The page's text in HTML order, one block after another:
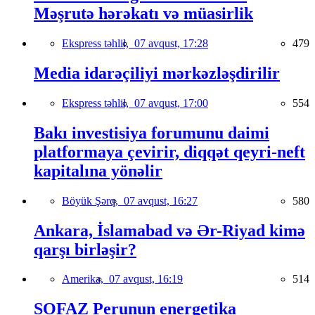
Məşrutə hərəkatı və müasirlik
Ekspress təhlil, 07 avqust, 17:28 479
Media idarəçiliyi mərkəzləşdirilir
Ekspress təhlil, 07 avqust, 17:00 554
Bakı investisiya forumunu daimi
platformaya çevirir, diqqət qeyri-neft
kapitalına yönəlir
Böyük Şərq, 07 avqust, 16:27 580
Ankara, İslamabad və Ər-Riyad kimə
qarşı birləşir?
Amerika, 07 avqust, 16:19 514
SOFAZ Perunun energetika